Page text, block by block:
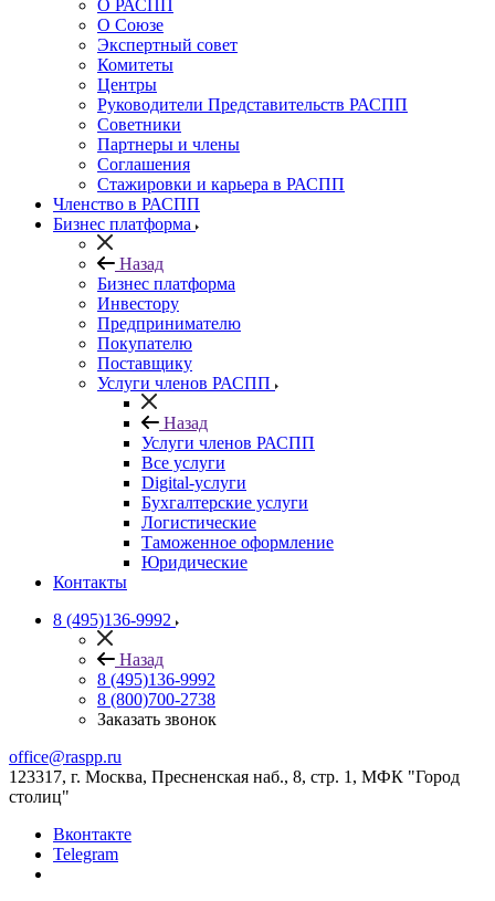
О РАСПП
О Союзе
Экспертный совет
Комитеты
Центры
Руководители Представительств РАСПП
Советники
Партнеры и члены
Соглашения
Стажировки и карьера в РАСПП
Членство в РАСПП
Бизнес платформа
Назад
Бизнес платформа
Инвестору
Предпринимателю
Покупателю
Поставщику
Услуги членов РАСПП
Назад
Услуги членов РАСПП
Все услуги
Digital-услуги
Бухгалтерские услуги
Логистические
Таможенное оформление
Юридические
Контакты
8 (495)136-9992
Назад
8 (495)136-9992
8 (800)700-2738
Заказать звонок
office@raspp.ru
123317, г. Москва, Пресненская наб., 8, стр. 1, МФК "Город
столиц"
Вконтакте
Telegram